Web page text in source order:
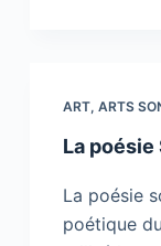
ART, ARTS
La poésie
La poésie
poétique